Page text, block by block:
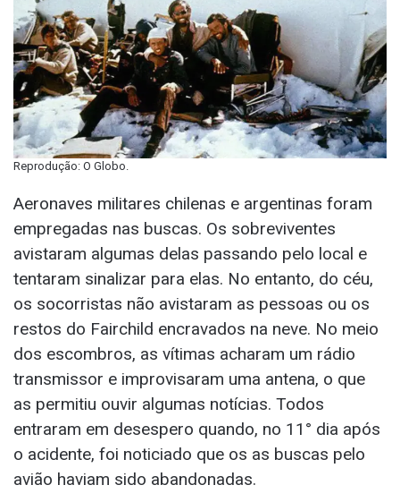
Reprodução: O Globo.
Aeronaves militares chilenas e argentinas foram
empregadas nas buscas. Os sobreviventes
avistaram algumas delas passando pelo local e
tentaram sinalizar para elas. No entanto, do céu,
os socorristas não avistaram as pessoas ou os
restos do Fairchild encravados na neve. No meio
dos escombros, as vítimas acharam um rádio
transmissor e improvisaram uma antena, o que
as permitiu ouvir algumas notícias. Todos
entraram em desespero quando, no 11° dia após
o acidente, foi noticiado que os as buscas pelo
avião haviam sido abandonadas.